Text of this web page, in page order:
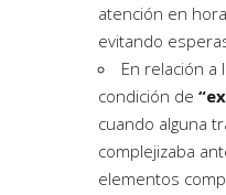
atención en
evitando
En relación a
condición de
cuando alguna
complejizaba
elementos